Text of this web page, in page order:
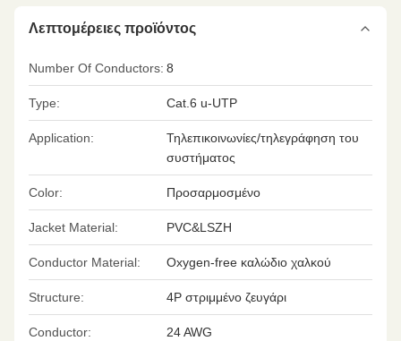
Λεπτομέρειες προϊόντος
Number Of Conductors: 8
Type: Cat.6 u-UTP
Application:
Τηλεπικοινωνίες/τηλεγράφηση του
συστήματος
Color: Προσαρμοσμένο
Jacket Material: PVC&LSZH
Conductor Material: Oxygen-free καλώδιο χαλκού
Structure: 4P στριμμένο ζευγάρι
Conductor: 24 AWG